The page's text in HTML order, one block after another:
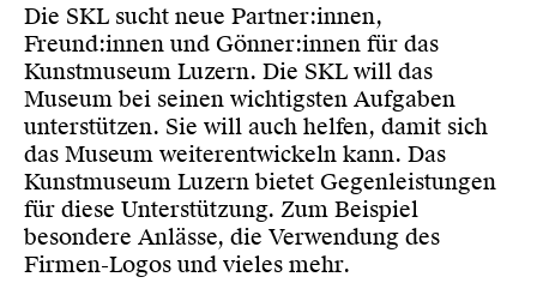
Die SKL sucht neue Partner:innen,
Freund:innen und Gönner:innen für das
Kunstmuseum Luzern. Die SKL will das
Museum bei seinen wichtigsten Aufgaben
unterstützen. Sie will auch helfen, damit sich
das Museum weiterentwickeln kann. Das
Kunstmuseum Luzern bietet Gegenleistungen
für diese Unterstützung. Zum Beispiel
besondere Anlässe, die Verwendung des
Firmen-Logos und vieles mehr.